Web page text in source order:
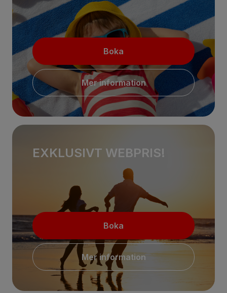
Boka
Mer information
EXKLUSIVT WEBPRIS!
Boka
Mer information